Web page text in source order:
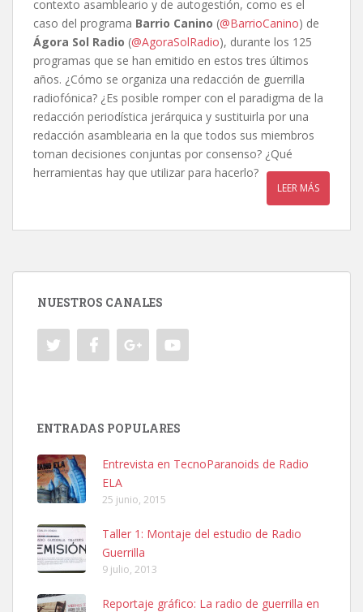
contexto asambleario y de autogestión, como es el
caso del programa Barrio Canino (@BarrioCanino) de
Ágora Sol Radio (@AgoraSolRadio), durante los 125
programas que se han emitido en estos tres últimos
años. ¿Cómo se organiza una redacción de guerrilla
radiofónica? ¿Es posible romper con el paradigma de la
redacción periodística jerárquica y sustituirla por una
redacción asamblearia en la que todos sus miembros
toman decisiones conjuntas por consenso? ¿Qué
herramientas hay que utilizar para hacerlo?
LEER MÁS
NUESTROS CANALES
ENTRADAS POPULARES
Entrevista en TecnoParanoids de Radio
ELA
25 junio, 2015
Taller 1: Montaje del estudio de Radio
Guerrilla
9 julio, 2013
Reportaje gráfico: La radio de guerrilla en